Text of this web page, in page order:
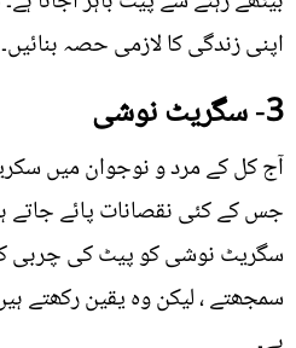
اپنی زندگی کا لازمی حصہ بنائیں۔
3- سگریٹ نوشی
آج کل کے مرد و نوجوان میں
جس کے کئی نقصانات پائے جاتے
سگریٹ نوشی کو پیٹ کی چربی
سمجھتے ، لیکن وہ یقین رکھتے